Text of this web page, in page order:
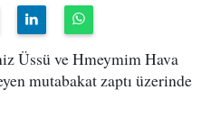
Üssü ve Hmeymim Hava
mutabakat zaptı üzerinde